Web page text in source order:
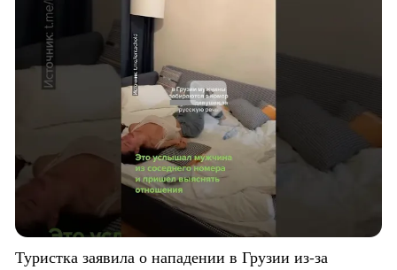
Туристка заявила о нападении в Грузии из-за